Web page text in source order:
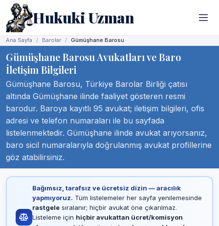
Hukuki Uzman
Ana Sayfa Barolar Gümüşhane Barosu
Gümüşhane Barosu Avukatları ve Baro
İletişim Bilgileri
Gümüşhane Barosu, Türkiye Barolar Birliği çatısı
altında Gümüşhane ilinde faaliyet gösteren resmi
barodur. Baroya kayıtlı 95 avukat; iletişim bilgileri, ofis
adresi ve telefon numaraları ile bu sayfada
listelenmektedir. Gümüşhane ilinde avukat arıyorsanız,
baro sicil numaralarıyla doğrulanmış avukat profillerine
göz atabilirsiniz.
Bağımsız, tarafsız ve ücretsiz dizin — aracılık
yapmıyoruz. Tüm listelemeler her sayfa yenilemesinde
rastgelesıralanır; hiçbir avukat öne çıkarılmaz.
Listeleme için hiçbir avukattan ücret/komisyon